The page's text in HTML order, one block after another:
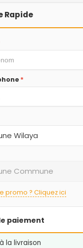
Rapide
*
Wilaya
Commune
promo ? Cliquez ici
paiement
la livraison